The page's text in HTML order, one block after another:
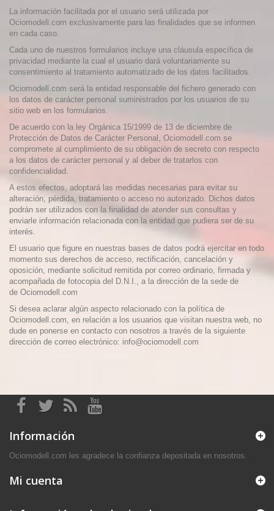
La información facilitada por el usuario será utilizada por
Ociomodell.com exclusivamente para las finalidades que se informen
en cada caso.
Cada uno de nuestros formularios incluye una cláusula específica de
privacidad mediante la cual el usuario dará voluntariamente su
consentimiento al tratamiento automatizado de los datos facilitados.
Ociomodell.com será la entidad responsable del fichero generado con
los datos de carácter personal suministrados por los usuarios de su
sitio web en los formularios.
De acuerdo con la ley Orgánica 15/1999 de 13 de diciembre de
Protección de Datos de Carácter Personal, Ociomodell.com se
compromete al cumplimiento de su obligación de secreto con respecto
a los datos de carácter personal y al deber de tratarlos con
confidencialidad.
A estos efectos, adoptará las medidas necesarias para evitar su
alteración, pérdida, tratamiento o acceso no autorizado. Dichos datos
podrán ser utilizados con la finalidad de atender sus consultas y
enviarle información relacionada con la entidad que pudiera ser de su
interés.
El usuario que figure en nuestras bases de datos podrá ejercitar en todo
momento sus derechos de acceso, rectificación, cancelación y
oposición, mediante solicitud remitida por correo ordinario, firmada y
acompañada de fotocopia del D.N.I., a la dirección de la sede de
de Ociomodell.com
Si desea aclarar algún aspecto relacionado con la política de
Ociomodell.com, en relación a los usuarios que visitan nuestra web, no
dude en ponerse en contacto con nosotros a través de la siguiente
dirección de correo electrónico: info@ociomodell.com
Información
Ociomodell.com les agradece la confianza depositada en nosotros.
Mi cuenta